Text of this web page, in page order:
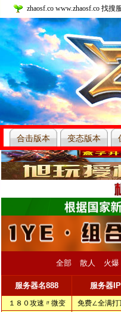
zhaosf.co www.zhaosf.co 找
合击版本 变态版本